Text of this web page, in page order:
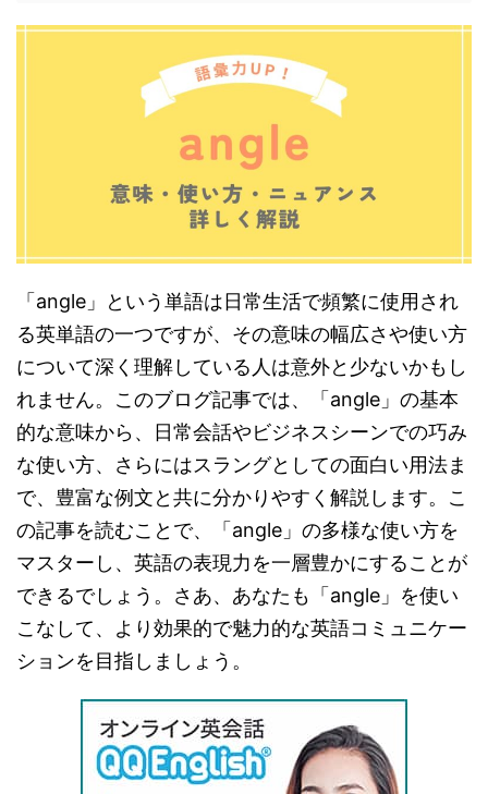
「angle」という単語は日常生活で頻繁に使用され
る英単語の一つですが、その意味の幅広さや使い方
について深く理解している人は意外と少ないかもし
れません。このブログ記事では、「angle」の基本
的な意味から、日常会話やビジネスシーンでの巧み
な使い方、さらにはスラングとしての面白い用法ま
で、豊富な例文と共に分かりやすく解説します。こ
の記事を読むことで、「angle」の多様な使い方を
マスターし、英語の表現力を一層豊かにすることが
できるでしょう。さあ、あなたも「angle」を使い
こなして、より効果的で魅力的な英語コミュニケー
ションを目指しましょう。